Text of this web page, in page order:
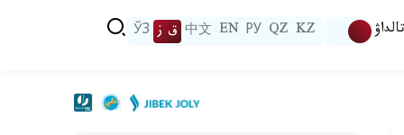
تالداۋ KZ
QZ
РУ
EN
中文 ق ز ЎЗ